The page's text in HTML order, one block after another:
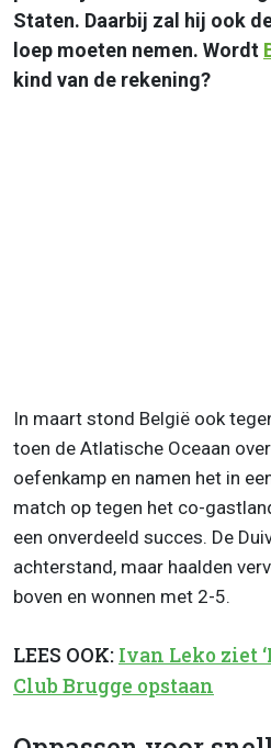
Staten. Daarbij zal hij ook
loep moeten nemen. Wordt
kind van de rekening?
In maart stond België ook
toen de Atlatische Oceaan
oefenkamp en namen het in
match op tegen het co-
een onverdeeld succes. De
achterstand, maar haalden
boven en wonnen met 2-5.
LEES OOK: Ivan Leko ziet
Club Brugge opstaan